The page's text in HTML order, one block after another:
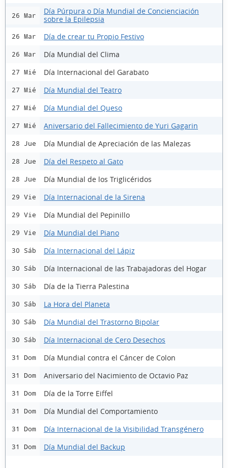
26 Mar
Día Púrpura o Día Mundial de Concienciación
sobre la Epilepsia
26 Mar Día de crear tu Propio Festivo
26 Mar Día Mundial del Clima
27 Mié Día Internacional del Garabato
27 Mié Día Mundial del Teatro
27 Mié Día Mundial del Queso
27 Mié Aniversario del Fallecimiento de Yuri Gagarin
28 Jue Día Mundial de Apreciación de las Malezas
28 Jue Día del Respeto al Gato
28 Jue Día Mundial de los Triglicéridos
29 Vie Día Internacional de la Sirena
29 Vie Día Mundial del Pepinillo
29 Vie Día Mundial del Piano
30 Sáb Día Internacional del Lápiz
30 Sáb Día Internacional de las Trabajadoras del Hogar
30 Sáb Día de la Tierra Palestina
30 Sáb La Hora del Planeta
30 Sáb Día Mundial del Trastorno Bipolar
30 Sáb Día Internacional de Cero Desechos
31 Dom Día Mundial contra el Cáncer de Colon
31 Dom Aniversario del Nacimiento de Octavio Paz
31 Dom Día de la Torre Eiffel
31 Dom Día Mundial del Comportamiento
31 Dom Día Internacional de la Visibilidad Transgénero
31 Dom Día Mundial del Backup